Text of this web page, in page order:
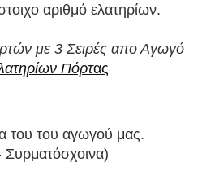
αριθμό ελατηρίων.
με 3 Σειρές απο Αγωγό
Πόρτας
του του αγωγού μας.
Συρματόσχοινα)